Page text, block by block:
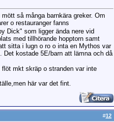
så många barnkära greker. Om
o restauranger fanns
Dick" som ligger ända nere vid
med tillhörande hopptorn samt
sitta i lugn o ro o inta en Mythos var
kostade 5E/barn att lämna och då
mkt skräp o stranden var inte
här var det fint.
#12